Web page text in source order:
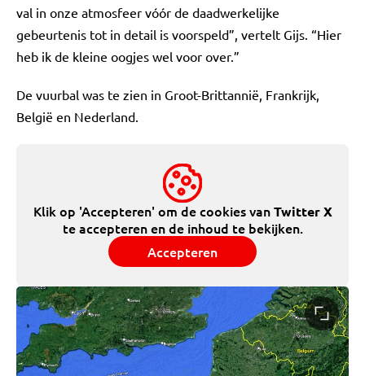
val in onze atmosfeer vóór de daadwerkelijke
gebeurtenis tot in detail is voorspeld”, vertelt Gijs. “Hier
heb ik de kleine oogjes wel voor over.”
De vuurbal was te zien in Groot-Brittannië, Frankrijk,
België en Nederland.
Klik op 'Accepteren' om de cookies vanTwitter X
te accepteren en de inhoud te bekijken.
Accepteren